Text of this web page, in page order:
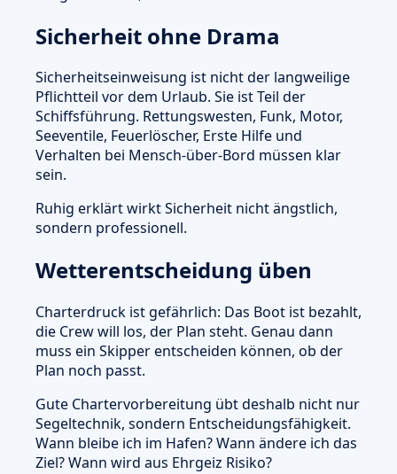
Sicherheit ohne Drama
Sicherheitseinweisung ist nicht der langweilige
Pflichtteil vor dem Urlaub. Sie ist Teil der
Schiffsführung. Rettungswesten, Funk, Motor,
Seeventile, Feuerlöscher, Erste Hilfe und
Verhalten bei Mensch-über-Bord müssen klar
sein.
Ruhig erklärt wirkt Sicherheit nicht ängstlich,
sondern professionell.
Wetterentscheidung üben
Charterdruck ist gefährlich: Das Boot ist bezahlt,
die Crew will los, der Plan steht. Genau dann
muss ein Skipper entscheiden können, ob der
Plan noch passt.
Gute Chartervorbereitung übt deshalb nicht nur
Segeltechnik, sondern Entscheidungsfähigkeit.
Wann bleibe ich im Hafen? Wann ändere ich das
Ziel? Wann wird aus Ehrgeiz Risiko?